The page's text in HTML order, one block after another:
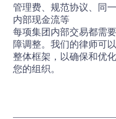
管理费、规范协议、同
内部现金流等
每项集团内部交易都需
障调整。我们的律师可
整体框架，以确保和优
您的组织。